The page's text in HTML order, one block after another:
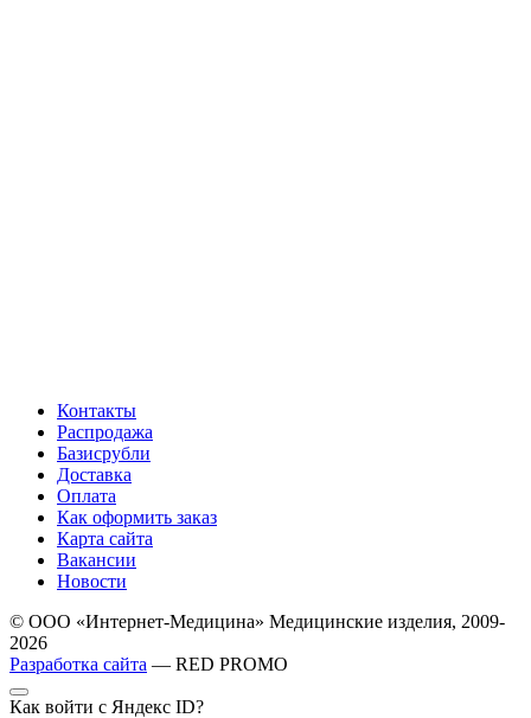
Контакты
Распродажа
Базисрубли
Доставка
Оплата
Как оформить заказ
Карта сайта
Вакансии
Новости
© ООО «Интернет-Медицина» Медицинские изделия, 2009-
2026
Разработка сайта — RED PROMO
Как войти с Яндекс ID?